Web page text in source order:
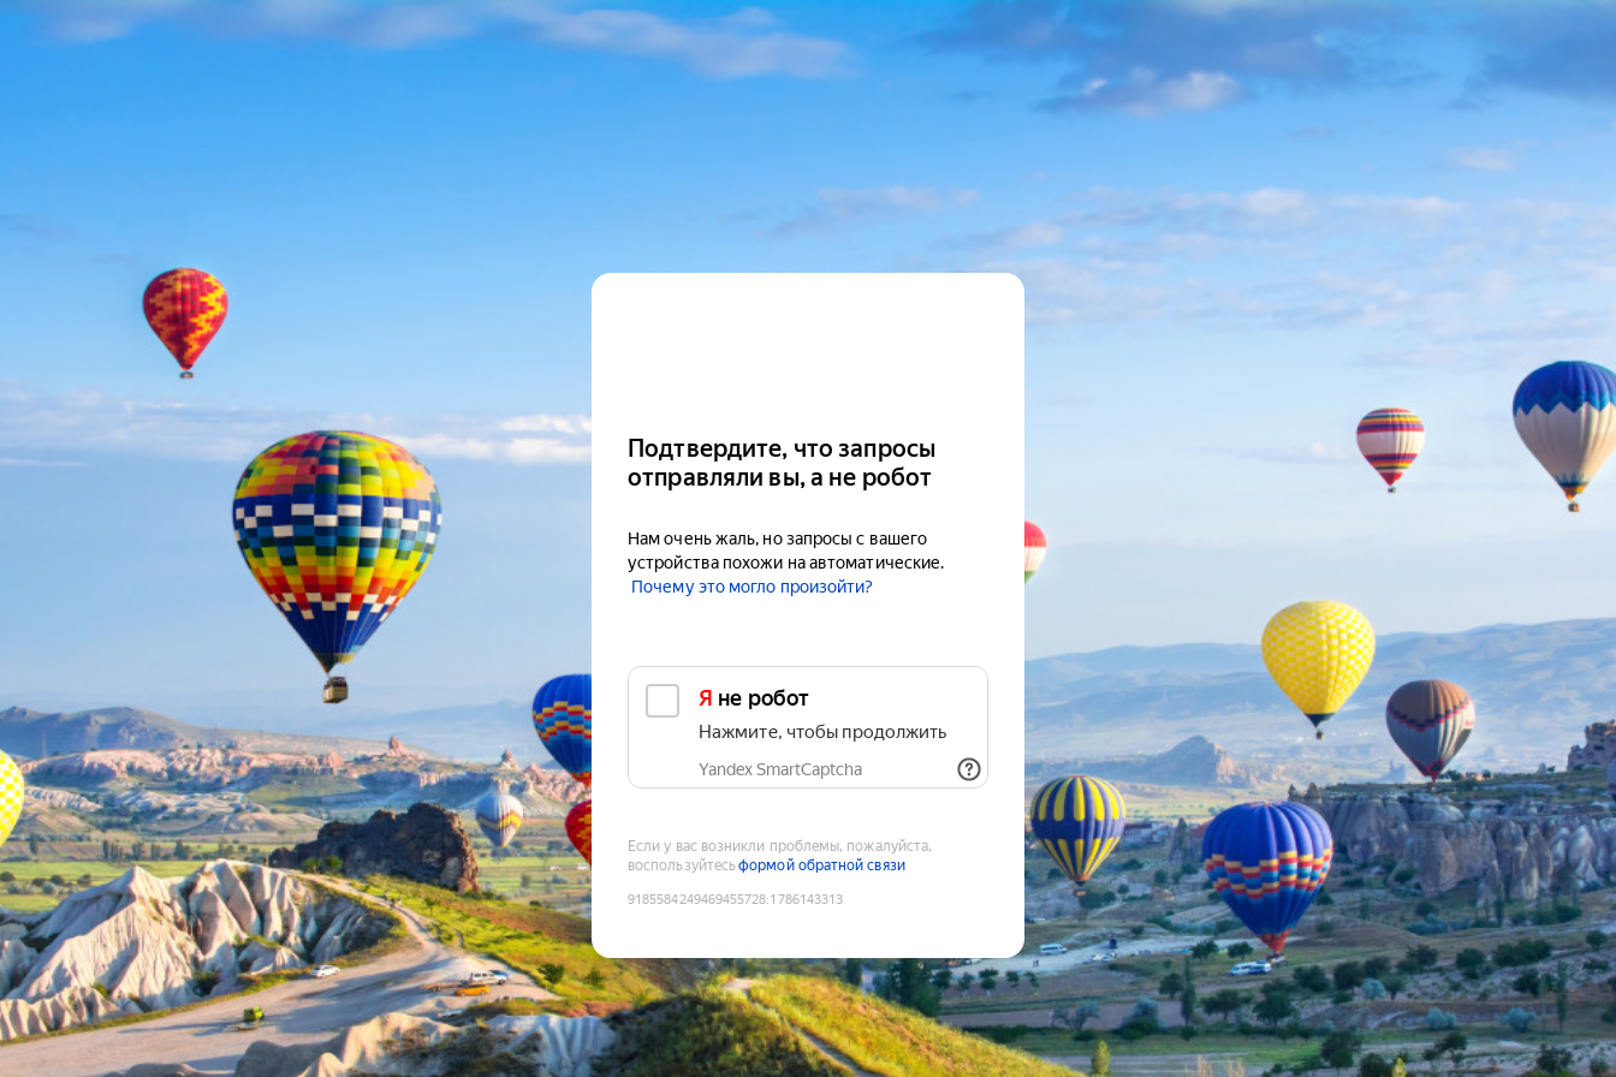
Подтвердите, что запросы
отправляли вы, а не робот
Нам очень жаль, но запросы с вашего
устройства похожи на автоматические.
Почему это могло произойти?
Я не робот
Нажмите, чтобы продолжить
Yandex SmartCaptcha
Если у вас возникли проблемы, пожалуйста,
воспользуйтесьформой обратной связи
9185584249469455728:1786143313